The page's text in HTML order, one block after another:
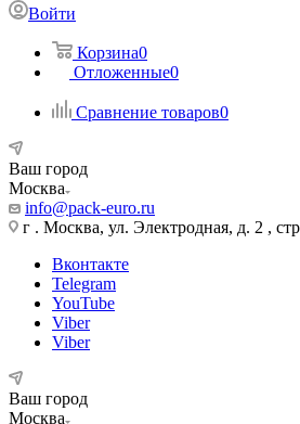
Войти
Корзина0
Отложенные0
Сравнение товаров0
Ваш город
Москва
info@pack-euro.ru
г . Москва, ул. Электродная, д. 2 ,
Вконтакте
Telegram
YouTube
Viber
Viber
Ваш город
Москва